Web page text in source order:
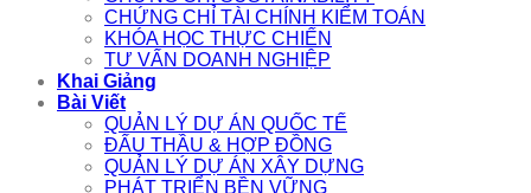
CHỨNG CHỈ TÀI CHÍNH KIỂM TOÁN
KHÓA HỌC THỰC CHIẾN
TƯ VẤN DOANH NGHIỆP
Khai Giảng
Bài Viết
QUẢN LÝ DỰ ÁN QUỐC TẾ
ĐẤU THẦU & HỢP ĐỒNG
QUẢN LÝ DỰ ÁN XÂY DỰNG
PHÁT TRIỂN BỀN VỮNG